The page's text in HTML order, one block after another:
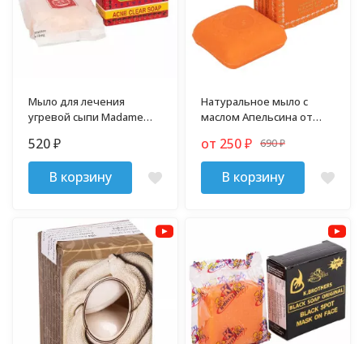
Мыло для лечения
угревой сыпи Madame
520₽
В корзину
Натуральное мыло с
маслом Апельсина от
от 250₽ 690₽
В корзину